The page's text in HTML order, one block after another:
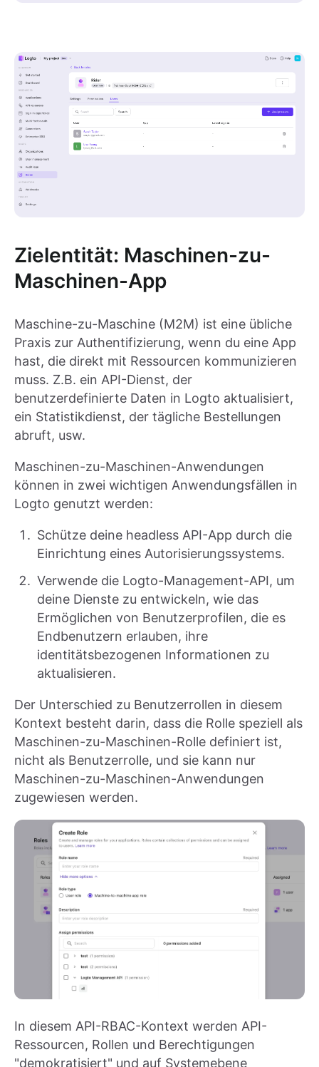
Zielentität: Maschinen-zu-
Maschinen-App
Maschine-zu-Maschine (M2M) ist eine übliche
Praxis zur Authentifizierung, wenn du eine App
hast, die direkt mit Ressourcen kommunizieren
muss. Z.B. ein API-Dienst, der
benutzerdefinierte Daten in Logto aktualisiert,
ein Statistikdienst, der tägliche Bestellungen
abruft, usw.
Maschinen-zu-Maschinen-Anwendungen
können in zwei wichtigen Anwendungsfällen in
Logto genutzt werden:
Schütze deine headless API-App durch die
Einrichtung eines Autorisierungssystems.
Verwende die Logto-Management-API, um
deine Dienste zu entwickeln, wie das
Ermöglichen von Benutzerprofilen, die es
Endbenutzern erlauben, ihre
identitätsbezogenen Informationen zu
aktualisieren.
Der Unterschied zu Benutzerrollen in diesem
Kontext besteht darin, dass die Rolle speziell als
Maschinen-zu-Maschinen-Rolle definiert ist,
nicht als Benutzerrolle, und sie kann nur
Maschinen-zu-Maschinen-Anwendungen
zugewiesen werden.
In diesem API-RBAC-Kontext werden API-
Ressourcen, Rollen und Berechtigungen
"demokratisiert" und auf Systemebene